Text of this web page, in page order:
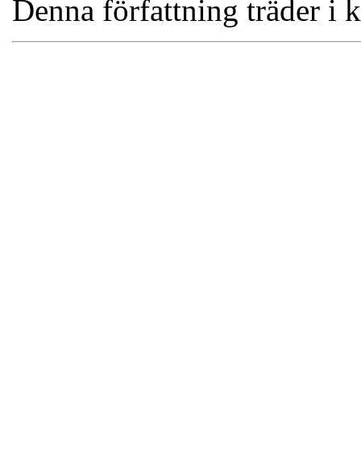
Denna författning träder i